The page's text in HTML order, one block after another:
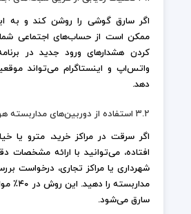
اگر سارق گوشی را روشن کند و به
ممکن است از حساب‌های اجتماعی شما
کردن هشدارهای ورود جدید در
واتس‌اپ و اینستاگرام می‌تواند
دهد.
۳.۲ استفاده از دوربین‌های مداربسته هوشمند
اگر سرقت در مراکز خرید، مترو یا
افتاده، می‌توانید با ارائه مشخصات
شهرداری یا مراکز تجاری، درخواست
مداربسته
سارق می‌شود.